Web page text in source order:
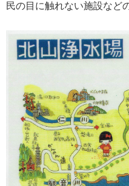
民の目に触れない施設など